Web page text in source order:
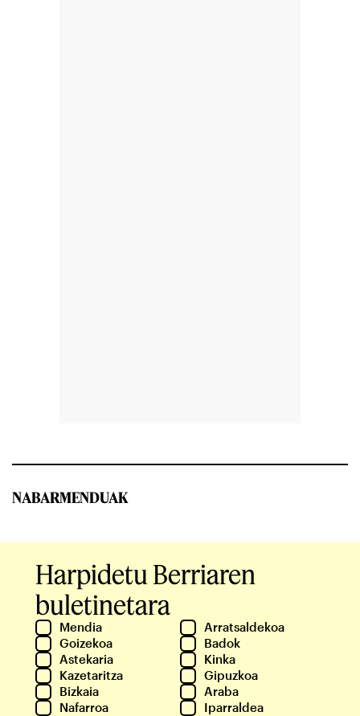
NABARMENDUAK
Harpidetu Berriaren
buletinetara
Mendia
Arratsaldekoa
Goizekoa
Badok
Astekaria
Kinka
Kazetaritza
Gipuzkoa
Bizkaia
Araba
Nafarroa
Iparraldea